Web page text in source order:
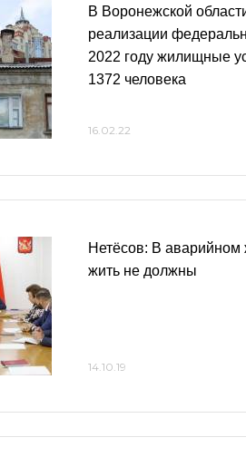
В Воронежской
реализации
2022 году жилищные
1372 человека
16.02.22
Нетёсов: В
жить не должны
14.10.19